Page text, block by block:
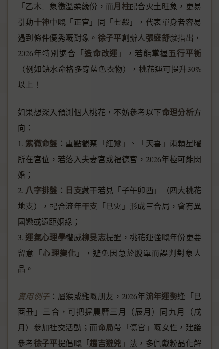
「乙木」象徵溫柔緣份，而月柱配合火土旺象，更易
引動十神中嘅「正官」同「七殺」，代表單身者容易
遇到條件優秀嘅對象。 徐子平創辦人 張盛舒就指出，
2026年特別適合「造命改運 」，若能掌握五行平衡
（例如缺水命格多穿藍色衣物），桃花運可提升30%
以上！
如果想深入預測個人桃花，不妨參考以下命理分析方
向：
1. 紫微命盤 ：重點觀察「紅鸞」、「天喜」兩顆星曜
所在宮位，若落入夫妻宮或福德宮，2026年極可能閃
婚；
2. 八字排盤 ： 日支藏干若見「子午卯酉」（四大桃花
地支），配合流年干支 「巳火」形成三合局，會有異
國戀或遠距姻緣；
3. 運氣心理學權威柳旻志提醒，桃花運強嘅年份更要
留意「心理變化 」，避免因急於脫單而誤判對象人
品。
實用例子：屬猴或雞嘅朋友，2026年流年運勢逢「巳
酉丑」三合，可把握農曆三月（辰月）同九月（戌
月）參加社交活動；而命局帶「傷官」嘅女性，建議
參考徐子平提倡嘅「趨吉避兇 」法，多佩戴粉晶化解